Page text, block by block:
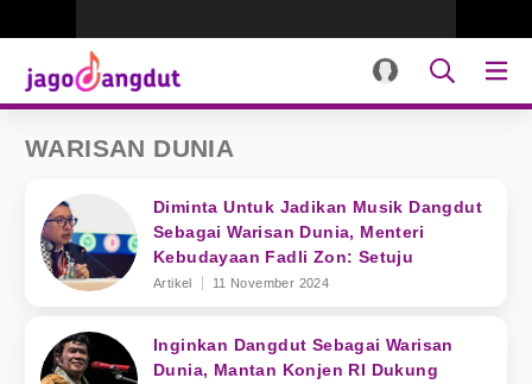
WARISAN DUNIA
Diminta Untuk Jadikan Musik Dangdut
Sebagai Warisan Dunia, Menteri
Kebudayaan Fadli Zon: Setuju
Artikel 11 November 2024
Inginkan Dangdut Sebagai Warisan
Dunia, Mantan Konjen RI Dukung